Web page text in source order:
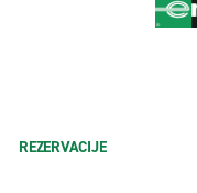
REZERVACIJE